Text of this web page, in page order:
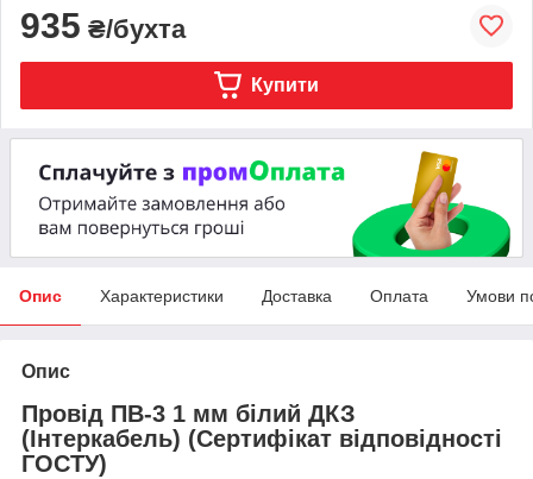
935 ₴/бухта
Купити
Опис Характеристики Доставка Оплата Умови
Опис
Провід ПВ-3 1 мм білий ДКЗ
(Інтеркабель) (Сертифікат відповідності
ГОСТУ)